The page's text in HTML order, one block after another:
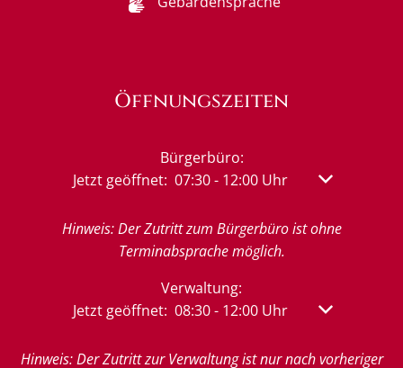
Öffnungszeiten
Bürgerbüro:
Klicken, um weitere Öffnungs- oder
Jetzt geöffnet: 07:30- 12:00Uhr Von 07:30
Hinweis: Der Zutritt zum Bürgerbüro ist ohne
Terminabsprache möglich.
Verwaltung:
Klicken, um weitere Öffnungs- oder
Jetzt geöffnet: 08:30- 12:00Uhr Von 08:30
Hinweis: Der Zutritt zur Verwaltung ist nur nach vorheriger